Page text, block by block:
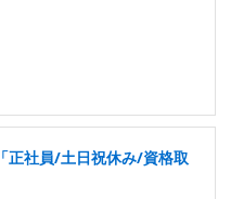
正社員/土日祝休み/資格取